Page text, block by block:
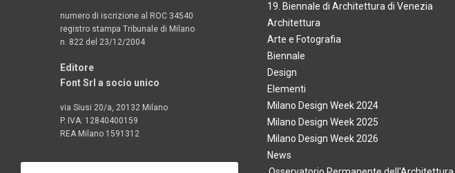
numero di iscrizione al ROC 34540
registro stampa Tribunale di Milano
n. 822 del 23/12/2004
Editore
Font Srl a socio unico
via Siusi 20/a, 20132 Milano
P. IVA: 12840400159
REA Milano 1591312
19. Biennale di Architettura di Venezia
Architettura
Arte e Fotografia
Biennale
Design
Elementi
Milano Design Week 2024
Milano Design Week 2025
Milano Design Week 2026
News